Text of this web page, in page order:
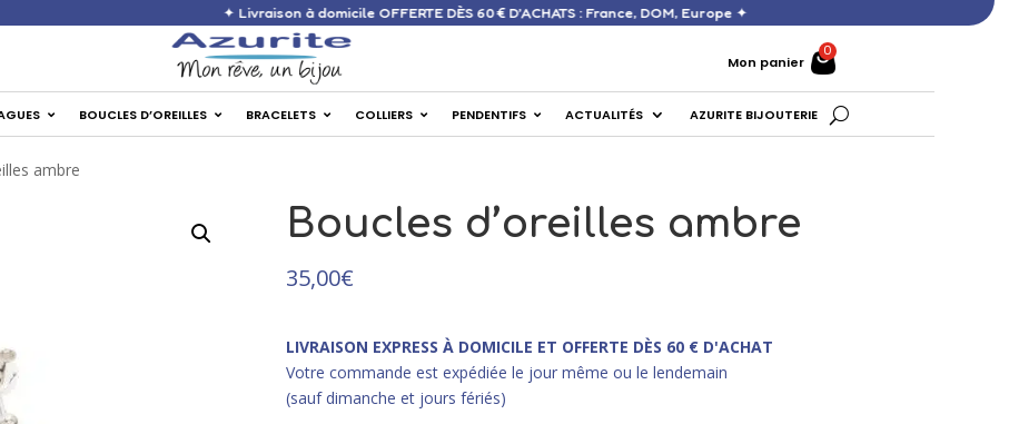
✦ Livraison à domicile OFFERTE DÈS 60 € D’ACHATS : France, DOM, Europe ✦
Mon panier
BOUCLES D’OREILLES BRACELETS COLLIERS PENDENTIFS ACTUALITÉS AZURITE BIJOUTERIE
ambre
Boucles d’oreilles ambre
35,00€
LIVRAISON EXPRESS À DOMICILE ET OFFERTE DÈS 60 € D'ACHAT
Votre commande est expédiée le jour même ou le lendemain
(sauf dimanche et jours fériés)